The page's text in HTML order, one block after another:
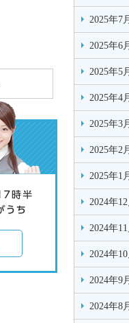
2025年7月
2025年6月
2025年5月
2025年4月
2025年3月
2025年2月
2025年1月
2024年12
2024年11
2024年10
2024年9月
2024年8月